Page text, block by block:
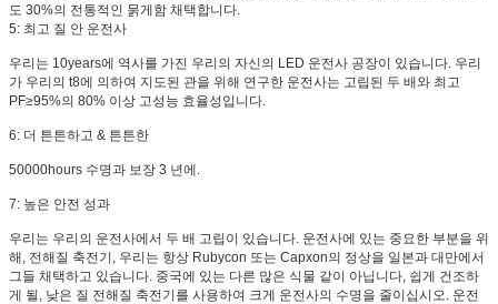
도 30%의 전통적인 묽게함 채택합니다.
5: 최고 질 안 운전사
우리는 10years에 역사를 가진 우리의 자신의 LED 운전사 공장이 있습니다. 우리
가 우리의 t8에 의하여 지도된 관을 위해 연구한 운전사는 고립된 두 배와 최고
PF≥95%의 80% 이상 고성능 효율성입니다.
6: 더 튼튼하고 & 튼튼한
50000hours 수명과 보장 3 년에.
7: 높은 안전 성과
우리는 우리의 운전사에서 두 배 고립이 있습니다. 운전사에 있는 중요한 부분을 위
해, 전해질 축전기, 우리는 항상 Rubycon 또는 Capxon의 정상을 일본과 대만에서
그들 채택하고 있습니다. 중국에 있는 다른 많은 식물 같이 아닙니다, 쉽게 건조하
게 될, 낮은 질 전해질 축전기를 사용하여 크게 운전사의 수명을 줄이십시오. 운전